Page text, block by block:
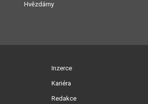
Hvězdárny
Inzerce
Kariéra
Redakce